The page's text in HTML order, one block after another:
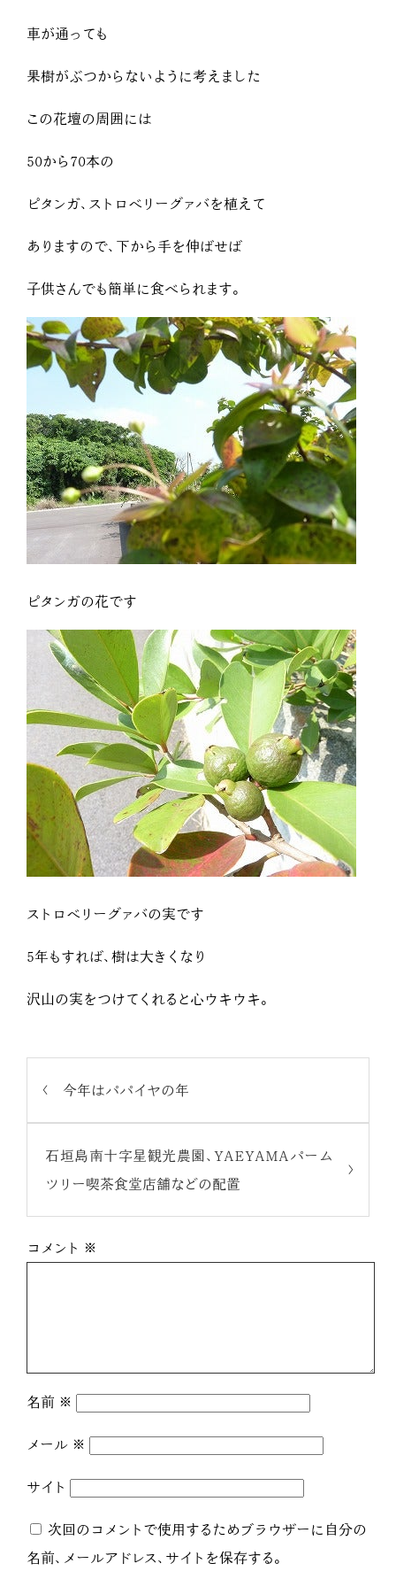
車が通っても
果樹がぶつからないように考えました
この花壇の周囲には
50から70本の
ピタンガ、ストロベリーグァバを植えて
ありますので、下から手を伸ばせば
子供さんでも簡単に食べられます。
ピタンガの花です
ストロベリーグァバの実です
5年もすれば、樹は大きくなり
沢山の実をつけてくれると心ウキウキ。
今年はパパイヤの年
石垣島南十字星観光農園、YAEYAMAパーム
ツリー喫茶食堂店舗などの配置
コメント ※
名前 ※
メール ※
サイト
次回のコメントで使用するためブラウザーに自分の
名前、メールアドレス、サイトを保存する。